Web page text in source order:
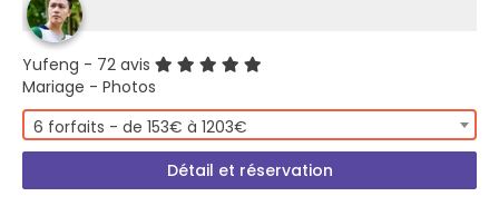
Yufeng - 72 avis
Mariage - Photos
6 forfaits - de 153€ à 1203€
Détail et réservation